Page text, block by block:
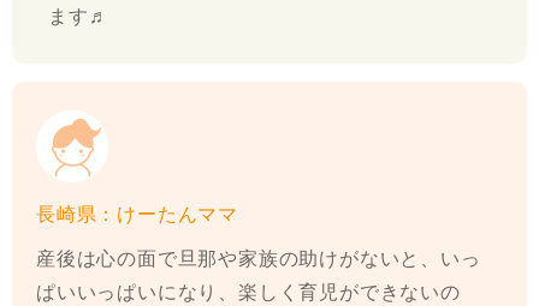
ます♬
長崎県：けーたんママ
産後は心の面で旦那や家族の助けがないと、いっ
ぱいいっぱいになり、楽しく育児ができないの